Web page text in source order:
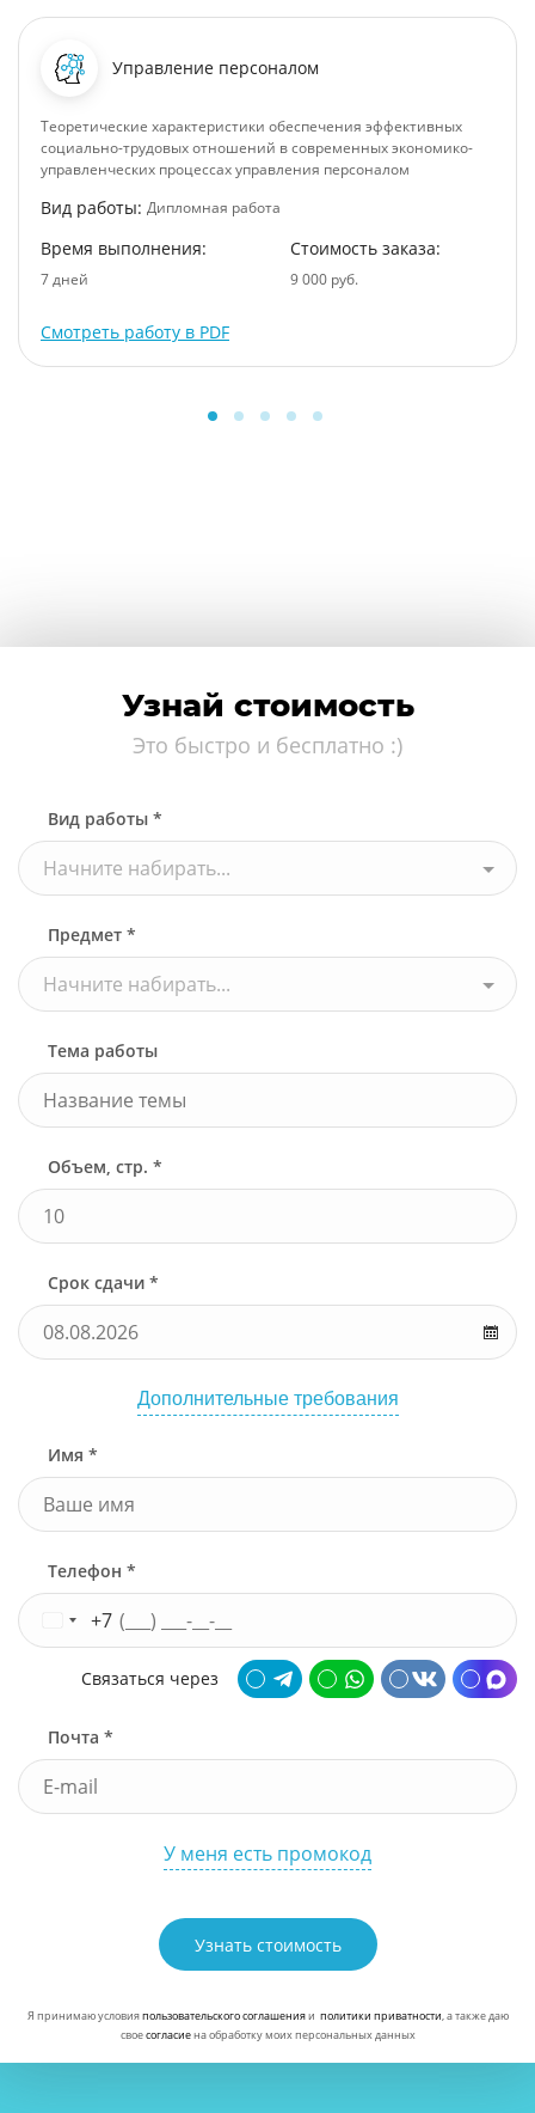
Управление персоналом
Теоретические характеристики обеспечения эффективных
социально-трудовых отношений в современных экономико-
управленческих процессах управления персоналом
Вид работы: Дипломная работа
Время выполнения:
7 дней
Стоимость заказа:
9 000 руб.
Смотреть работу в PDF
Узнай стоимость
Это быстро и бесплатно :)
Вид работы *
Начните набирать...
Предмет *
Начните набирать...
Тема работы
Объем, стр. *
Срок сдачи *
Дополнительные требования
Имя *
Телефон *
+7
Связаться через
Почта *
У меня есть промокод
Узнать стоимость
Я принимаю условияпользовательского соглашенияи политики приватности, а также даю
своесогласиена обработку моих персональных данных